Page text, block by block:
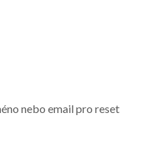
nebo email pro reset